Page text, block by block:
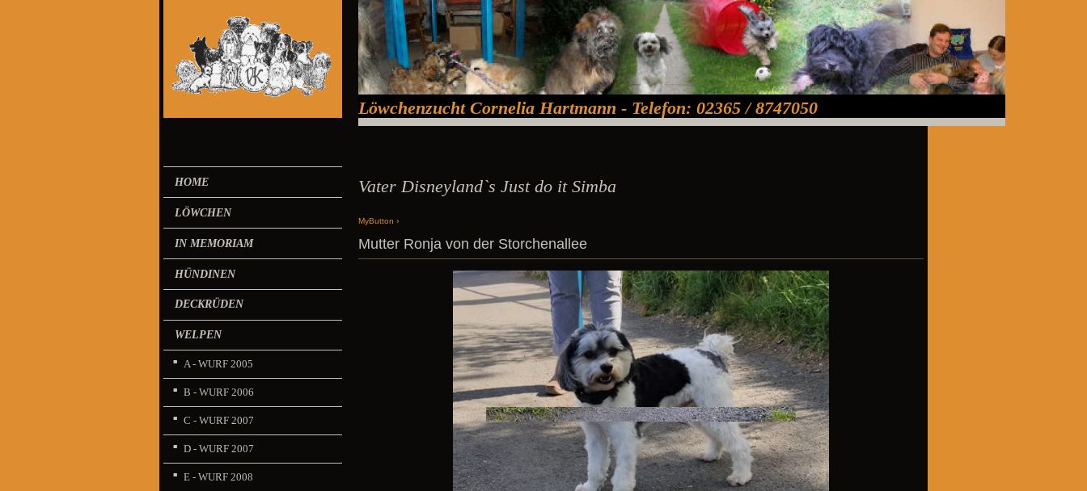
HOME
LÖWCHEN
IN MEMORIAM
HÜNDINEN
DECKRÜDEN
WELPEN
A - WURF 2005
B - WURF 2006
C - WURF 2007
D - WURF 2007
E - WURF 2008
Löwchenzucht Cornelia Hartmann - Telefon: 02365 / 8747050
Vater Disneyland`s Just do it Simba
MyButton
Mutter Ronja von der Storchenallee